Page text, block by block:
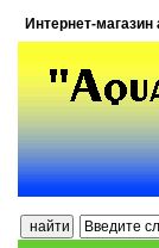
Интернет-